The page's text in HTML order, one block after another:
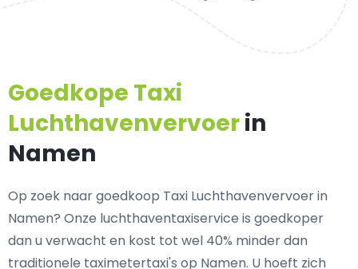
Goedkope Taxi
Luchthavenvervoerin
Namen
Op zoek naar goedkoop Taxi Luchthavenvervoer in
Namen? Onze luchthaventaxiservice is goedkoper
dan u verwacht en kost tot wel 40% minder dan
traditionele taximetertaxi's op Namen. U hoeft zich